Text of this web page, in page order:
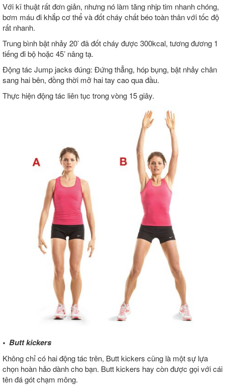
Với kĩ thuật rất đơn giản, nhưng nó làm tăng nhịp tim nhanh chóng,
bơm máu đi khắp cơ thể và đốt cháy chất béo toàn thân với tốc độ
rất nhanh.
Trung bình bật nhảy 20’ đã đốt cháy được 300kcal, tương đương 1
tiếng đi bộ hoặc 45’ nâng tạ.
Động tác Jump jacks đúng: Đứng thẳng, hóp bụng, bật nhảy chân
sang hai bên, đồng thời mở hai tay cao qua đầu.
Thực hiện động tác liên tục trong vòng 15 giây.
• Butt kickers
Không chỉ có hai động tác trên, Butt kickers cũng là một sự lựa
chọn hoàn hảo dành cho bạn. Butt kickers hay còn được gọi với cái
tên đá gót chạm mông.